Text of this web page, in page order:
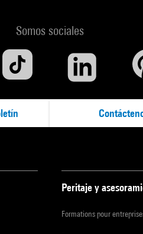
Somos sociales
Peritaje y
Formations pour